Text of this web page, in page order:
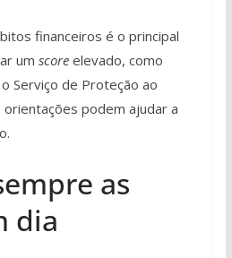
financeiros é o principal
um score elevado, como
Serviço de Proteção ao
orientações podem ajudar a
as
dia